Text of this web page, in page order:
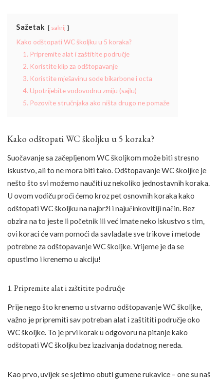
Sažetak sakrij
Kako odštopati WC školjku u 5 koraka?
1. Pripremite alat i zaštitite područje
2. Koristite klip za odštopavanje
3. Koristite mješavinu sode bikarbone i octa
4. Upotrijebite vodovodnu zmiju (sajlu)
5. Pozovite stručnjaka ako ništa drugo ne pomaže
Kako odštopati WC školjku u 5 koraka?
Suočavanje sa začepljenom WC školjkom može biti stresno
iskustvo, ali to ne mora biti tako. Odštopavanje WC školjke je
nešto što svi možemo naučiti uz nekoliko jednostavnih koraka.
U ovom vodiču proći ćemo kroz pet osnovnih koraka kako
odštopati WC školjku na najbrži i najučinkovitiji način. Bez
obzira na to jeste li početnik ili već imate neko iskustvo s tim,
ovi koraci će vam pomoći da savladate sve trikove i metode
potrebne za odštopavanje WC školjke. Vrijeme je da se
opustimo i krenemo u akciju!
1. Pripremite alat i zaštitite područje
Prije nego što krenemo u stvarno odštopavanje WC školjke,
važno je pripremiti sav potreban alat i zaštititi područje oko
WC školjke. To je prvi korak u odgovoru na pitanje kako
odštopati WC školjku bez izazivanja dodatnog nereda.
Kao prvo, uvijek se sjetimo obuti gumene rukavice – one su naš